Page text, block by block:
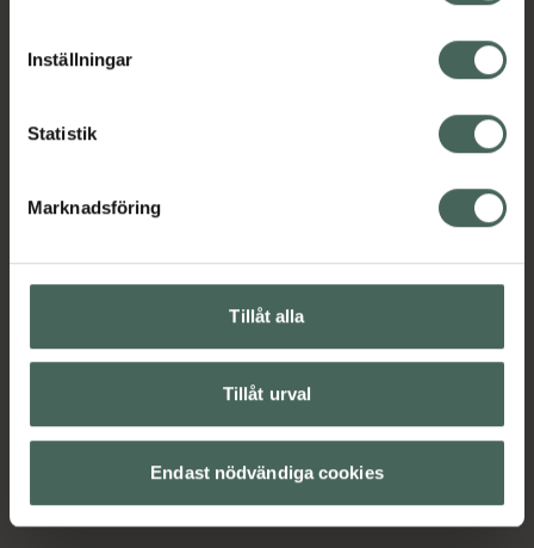
cookieinställningar. Ett återkallat samtycke påverkar inte
lagligheten av behandling som skett innan återkallelsen.
Inställningar
Statistik
Marknadsföring
Tillåt alla
Tillåt urval
Endast nödvändiga cookies